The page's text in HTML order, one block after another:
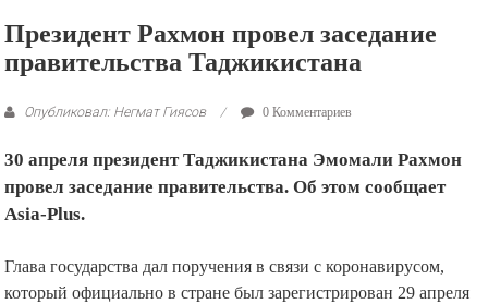
Президент Рахмон провел заседание
правительства Таджикистана
Опубликовал: Негмат Гиясов 0 Комментариев
30 апреля президент Таджикистана Эмомали Рахмон
провел заседание правительства. Об этом сообщает
Asia-Plus.
Глава государства дал поручения в связи с коронавирусом,
который официально в стране был зарегистрирован 29 апреля